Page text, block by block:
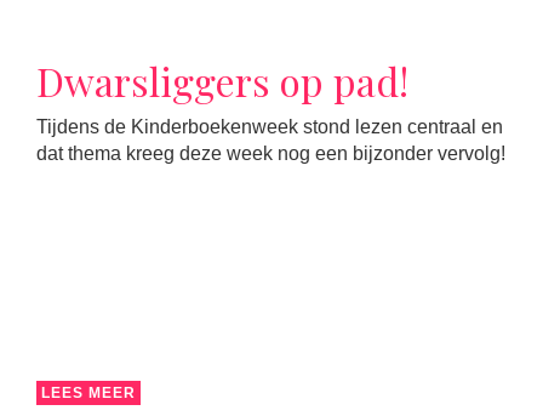
Dwarsliggers op pad!
Tijdens de Kinderboekenweek stond lezen centraal en
dat thema kreeg deze week nog een bijzonder vervolg!
LEES MEER